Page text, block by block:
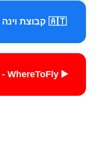
🇦🇹 קבוצת וינה למטיילים
▶️ YouTube - WhereToFly